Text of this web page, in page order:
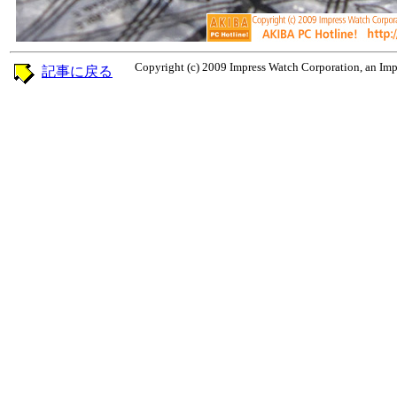
記事に戻る Copyright (c) 2009 Impress Watch Corporation, an